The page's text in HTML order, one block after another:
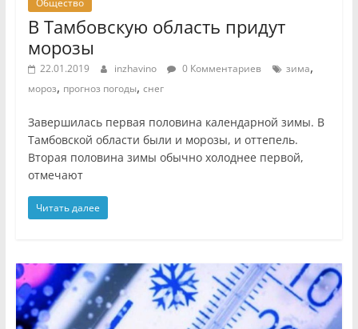
В Тамбовскую область придут
морозы
22.01.2019 inzhavino 0 Комментариев зима,
мороз, прогноз погоды, снег
Завершилась первая половина календарной зимы. В
Тамбовской области были и морозы, и оттепель.
Вторая половина зимы обычно холоднее первой,
отмечают
Читать далее